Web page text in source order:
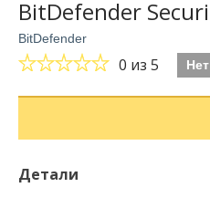
BitDefender
BitDefender
0 из 5
Детали